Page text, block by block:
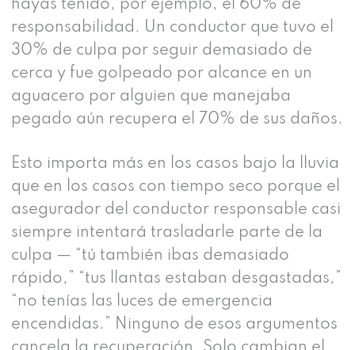
hayas tenido, por ejemplo, el 60% de
responsabilidad. Un conductor que tuvo el
30% de culpa por seguir demasiado de
cerca y fue golpeado por alcance en un
aguacero por alguien que manejaba
pegado aún recupera el 70% de sus daños.
Esto importa más en los casos bajo la lluvia
que en los casos con tiempo seco porque el
asegurador del conductor responsable casi
siempre intentará trasladarle parte de la
culpa — “tú también ibas demasiado
rápido,” “tus llantas estaban desgastadas,”
“no tenías las luces de emergencia
encendidas.” Ninguno de esos argumentos